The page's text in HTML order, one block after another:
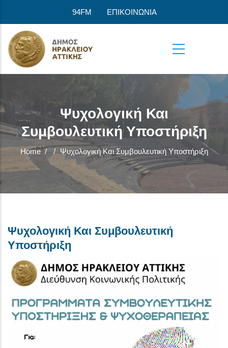
94FM ΕΠΙΚΟΙΝΩΝΙΑ
Ψυχολογική Και
Συμβουλευτική Υποστήριξη
Home / / Ψυχολογική Και Συμβουλευτική Υποστήριξη
Ψυχολογική Και Συμβουλευτική
Υποστήριξη